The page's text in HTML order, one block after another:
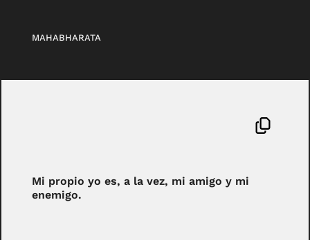
MAHABHARATA
Mi propio yo es, a la vez, mi amigo y mi
enemigo.